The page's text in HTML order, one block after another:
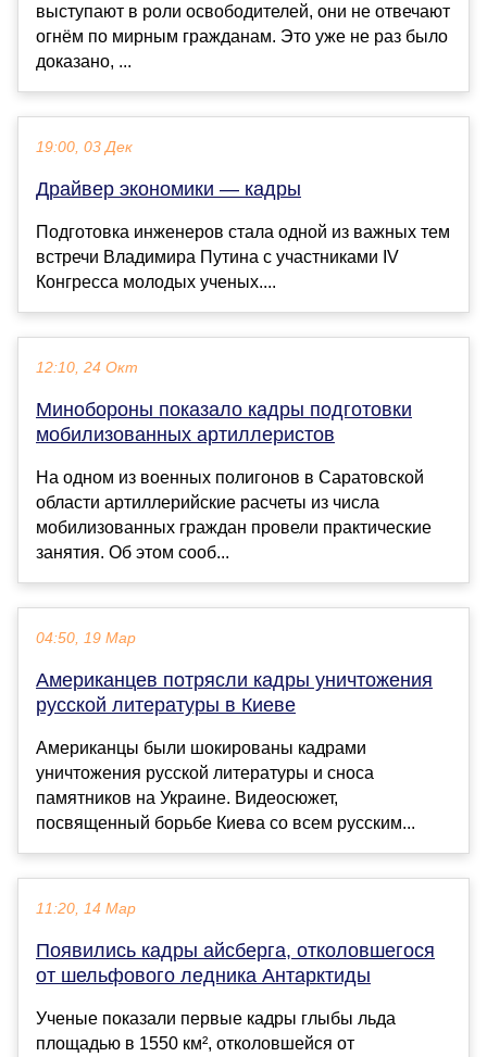
выступают в роли освободителей, они не отвечают
огнём по мирным гражданам. Это уже не раз было
доказано, ...
19:00, 03 Дек
Драйвер экономики — кадры
Подготовка инженеров стала одной из важных тем
встречи Владимира Путина с участниками IV
Конгресса молодых ученых....
12:10, 24 Окт
Минобороны показало кадры подготовки
мобилизованных артиллеристов
На одном из военных полигонов в Саратовской
области артиллерийские расчеты из числа
мобилизованных граждан провели практические
занятия. Об этом сооб...
04:50, 19 Мар
Американцев потрясли кадры уничтожения
русской литературы в Киеве
Американцы были шокированы кадрами
уничтожения русской литературы и сноcа
памятников на Украине. Видеосюжет,
посвященный борьбе Киева со всем русским...
11:20, 14 Мар
Появились кадры айсберга, отколовшегося
от шельфового ледника Антарктиды
Ученые показали первые кадры глыбы льда
площадью в 1550 км², отколовшейся от